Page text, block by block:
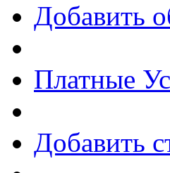
Добавить
Платные
Добавить